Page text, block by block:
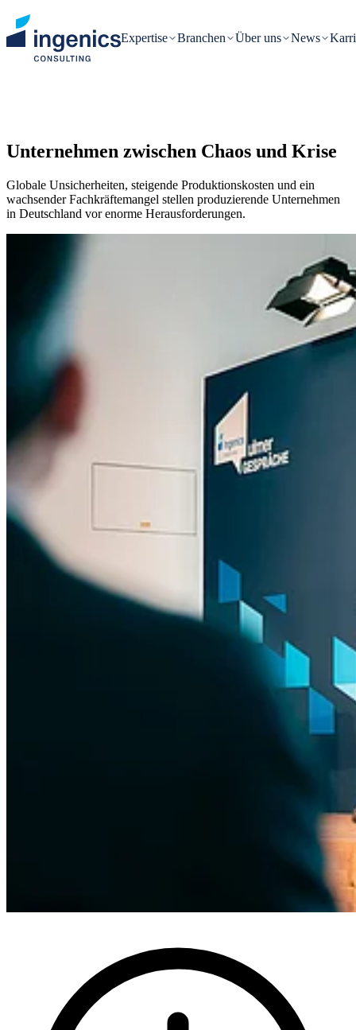
Expertise Branchen Über uns News
Unternehmen zwischen Chaos und Krise
Globale Unsicherheiten, steigende Produktionskosten und ein
wachsender Fachkräftemangel stellen produzierende Unternehmen
in Deutschland vor enorme Herausforderungen.